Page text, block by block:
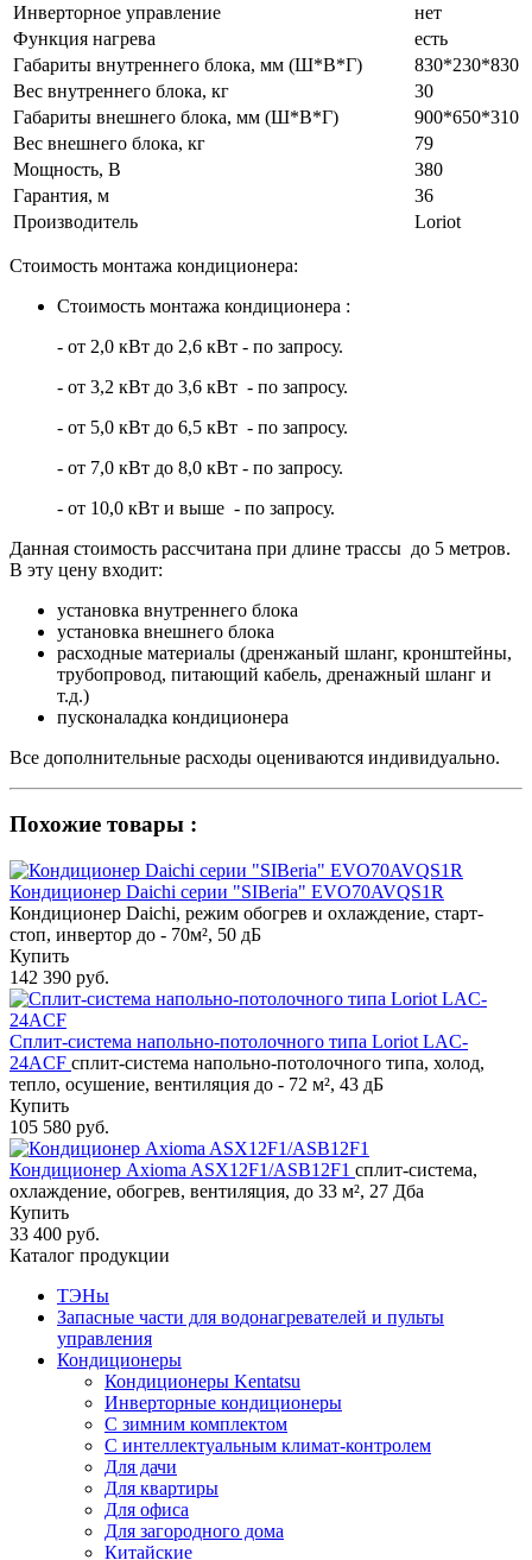
Инверторное управление
нет
Функция нагрева
есть
Габариты внутреннего блока, мм (Ш*В*Г)
830*230*830
Вес внутреннего блока, кг
30
Габариты внешнего блока, мм (Ш*В*Г)
900*650*310
Вес внешнего блока, кг
79
Мощность, В
380
Гарантия, м
36
Производитель
Loriot
Стоимость монтажа кондиционера:
Стоимость монтажа кондиционера :
- от 2,0 кВт до 2,6 кВт - по запросу.
- от 3,2 кВт до 3,6 кВт - по запросу.
- от 5,0 кВт до 6,5 кВт - по запросу.
- от 7,0 кВт до 8,0 кВт - по запросу.
- от 10,0 кВт и выше - по запросу.
Данная стоимость рассчитана при длине трассы до 5 метров.
В эту цену входит:
установка внутреннего блока
установка внешнего блока
расходные материалы (дренжаный шланг, кронштейны,
трубопровод, питающий кабель, дренажный шланг и
т.д.)
пусконаладка кондиционера
Все дополнительные расходы оцениваются индивидуально.
Похожие товары :
Кондиционер Daichi серии "SIBeria" EVO70AVQS1R
Кондиционер Daichi, режим обогрев и охлаждение, старт-
стоп, инвертор до - 70м², 50 дБ
Купить
142 390 руб.
Сплит-система напольно-потолочного типа Loriot LAC-
24ACF сплит-система напольно-потолочного типа, холод,
тепло, осушение, вентиляция до - 72 м², 43 дБ
Купить
105 580 руб.
Кондиционер Axioma ASX12F1/ASB12F1 сплит-система,
охлаждение, обогрев, вентиляция, до 33 м², 27 Дба
Купить
33 400 руб.
Каталог продукции
ТЭНы
Запасные части для водонагревателей и пульты
управления
Кондиционеры
Кондиционеры Kentatsu
Инверторные кондиционеры
С зимним комплектом
С интеллектуальным климат-контролем
Для дачи
Для квартиры
Для офиса
Для загородного дома
Китайские